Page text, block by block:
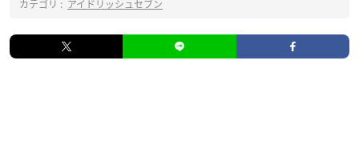
カテゴリ : アイドリッシュセブン